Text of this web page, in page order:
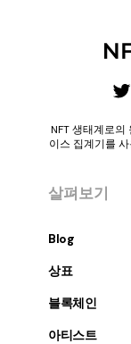
NFT 생태계로의
이스 집계기를
살펴보기
Blog
상표
블록체인
아티스트